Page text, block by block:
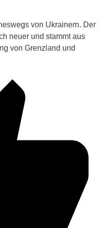
von Ukrainern. Der
neuer und stammt aus
von Grenzland und